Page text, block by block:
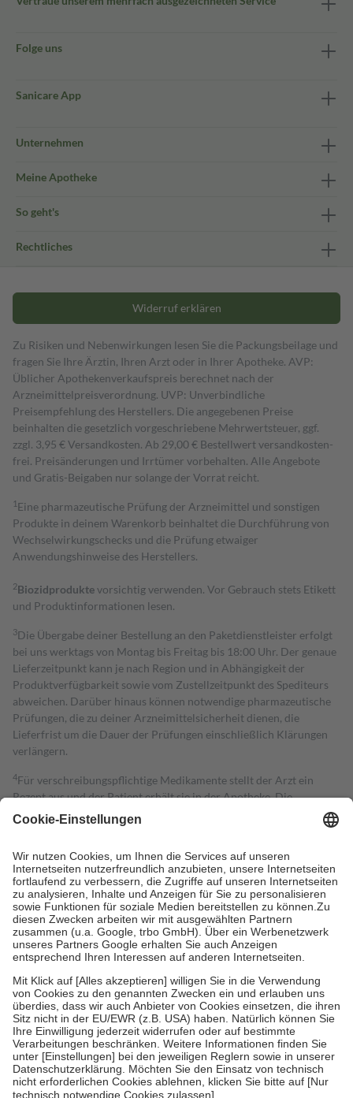
Folge uns
Sanicare App
Unternehmen
Meine Apotheke
So geht's
Rechtliches
Widerruf erklären
Zu Risiken und Nebenwirkungen lesen Sie die Packungsbeilage und
fragen Sie Ihre Ärztin, Ihren Arzt oder in Ihrer Apotheke. AVP:
Üblicher Apothekenverkaufspreis berechnet nach der
Arzneimittelpreisverordnung. UVP: Unverbindliche
Preisempfehlung des Herstellers. Die angegebenen Preise
beinhalten die gesetzlich vorgeschriebene Mehrwertsteuer, ggf.
zzgl. 3,95 € Versandkosten. Ab 29,00 € Bestell­wert versand­kosten­
frei. Preisänderungen und Irrtümer vorbehalten. Alle Angebote
und Gratis-Beigaben nur solange der Vorrat reicht.
1 Eine pharmazeutische Prüfung der Arzneimittel und sonstigen
Produkte in deinem Warenkorb beinhaltet die Durchführung von
Wechselwirkungschecks und die Prüfung etwaiger
Anwendungshinweise des Herstellers.
2Biozidproduktevorsichtig verwenden. Vor Gebrauch stets Etikett
und Produktinformationen lesen.
3Die Übergabe deiner Bestellung an den Paketdienstleister erfolgt
bei uns werktags von Montag bis Freitag bis 18:00 Uhr. Der genaue
Lieferzeitpunkt kann je nach Region und in Abhängigkeit der
Produktverfügbarkeit sowie vom Zustellzeitpunkt des Spediteurs
abweichen. Darüber hinaus können notwendige pharmazeutische
Prüfungen, die zu deiner Arzneimittelsicherheit dienen, die
Lieferfrist um die Dauer der Prüfungen einschließlich Klärungen
verlängern.
4Für verschreibungspflichtige Medikamente stellt der Arzt ein
Rezept aus und der Patient erhält sie in der Apotheke. Die
gesetzliche Krankenversicherung übernimmt in der Regel die
Kosten dafür, der Versicherte trägt einen Teil davon als Zuzahlung
Grundsätzlich leisten Mitglieder Zuzahlungen in Höhe von zehn
Prozent des Abgabepreises,mindestens jedochfünf Euround
höchstens zehn Euro.Es sind jedoch nie mehr als die tatsächlichen
Kosten der Leistung zu entrichten.
Diese Regeln gelten grundsätzlich auch für Online-Apotheken.
Bei Heilmitteln und häuslicher Krankenpflege beträgt die
Zuzahlung zehn Prozent der Kosten sowie zehn Euro je
Verordnung.
Um das Engagement der Versicherten für ihre eigene Gesundheit zu
stärken und die besondere Stellung der Familie zu unterstützen,
fallenkeine Zuzahlungenan bei:
• Kindern und Jugendlichen bis zum vollendeten 18. Lebensjahr
mit Ausnahme der Fahrkosten
• Untersuchungen zur Vorsorge und Früherkennung, die von der
GKV getragen werden